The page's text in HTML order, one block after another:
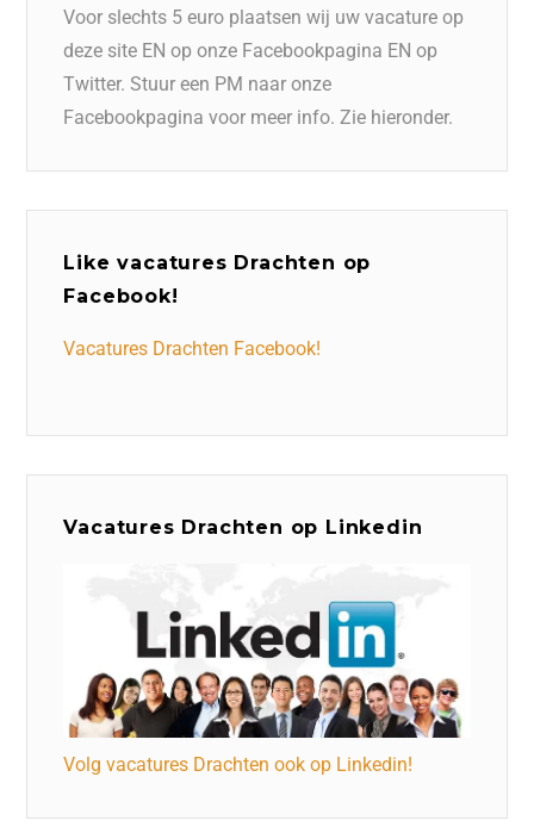
Voor slechts 5 euro plaatsen wij uw vacature op
deze site EN op onze Facebookpagina EN op
Twitter. Stuur een PM naar onze
Facebookpagina voor meer info. Zie hieronder.
Like vacatures Drachten op
Facebook!
Vacatures Drachten Facebook!
Vacatures Drachten op Linkedin
Volg vacatures Drachten ook op Linkedin!